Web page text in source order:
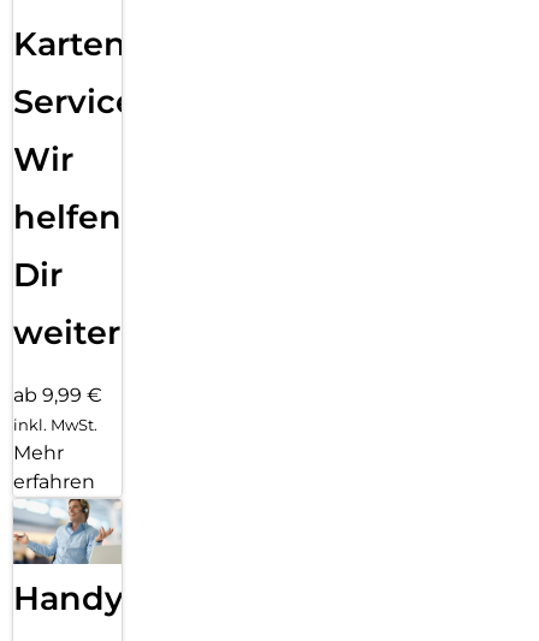
Karten
Service:
Wir
helfen
Dir
weiter
ab 9,99 €
inkl. MwSt.
Mehr
erfahren
Handy